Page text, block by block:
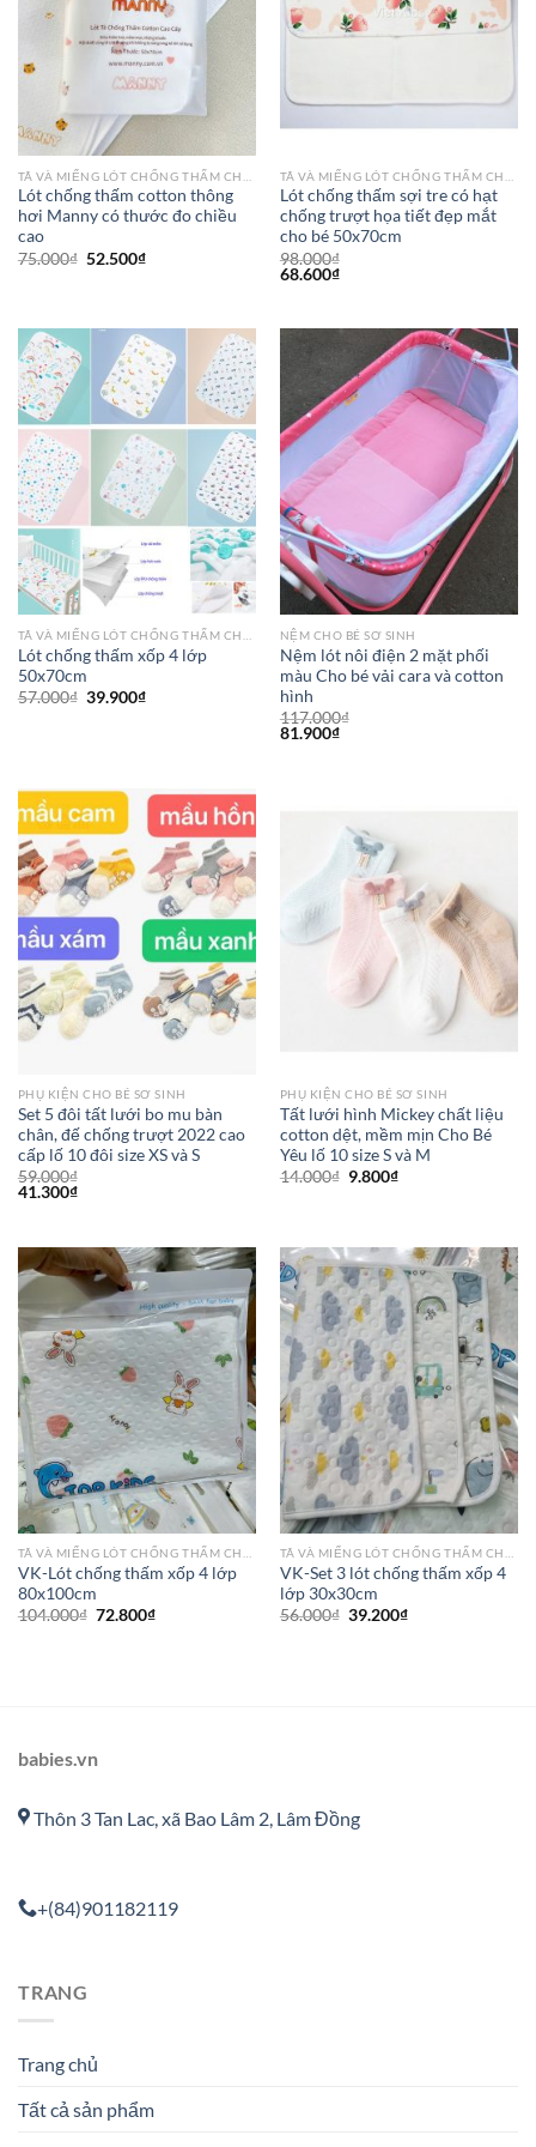
Lót chống thấm cotton thông
hơi Manny có thước đo chiều
cao
75.000₫ 52.500₫
Lót chống thấm sợi tre có hạt
chống trượt họa tiết đẹp mắt
cho bé 50x70cm
98.000₫
68.600₫
Lót chống thấm xốp 4 lớp
50x70cm
57.000₫ 39.900₫
NỆM CHO BÉ SƠ SINH
Nệm lót nôi điện 2 mặt phối
màu Cho bé vải cara và cotton
hình
117.000₫
81.900₫
PHỤ KIỆN CHO BÉ SƠ SINH
Set 5 đôi tất lưới bo mu bàn
chân, đế chống trượt 2022 cao
cấp lố 10 đôi size XS và S
59.000₫
41.300₫
PHỤ KIỆN CHO BÉ SƠ SINH
Tất lưới hình Mickey chất liệu
cotton dệt, mềm mịn Cho Bé
Yêu lố 10 size S và M
14.000₫ 9.800₫
VK-Lót chống thấm xốp 4 lớp
80x100cm
104.000₫ 72.800₫
VK-Set 3 lót chống thấm xốp 4
lớp 30x30cm
56.000₫ 39.200₫
babies.vn
Thôn 3 Tan Lac, xã Bao Lâm 2, Lâm Đồng
+(84)901182119
TRANG
Trang chủ
Tất cả sản phẩm